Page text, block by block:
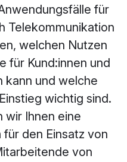
für
Telekommunikation
welchen Nutzen
für Kund:innen und
kann und welche
wichtig sind.
wir Ihnen eine
den Einsatz von
von